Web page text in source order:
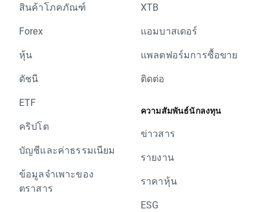
สินค้าโภคภัณฑ์
Forex
หุ้น
ดัชนี
ETF
คริปโต
บัญชีและค่าธรรมเนียม
ข้อมูลจำเพาะของ
ตราสาร
XTB
แอมบาสเดอร์
แพลตฟอร์มการซื้อขาย
ติดต่อ
ความสัมพันธ์นักลงทุน
ข่าวสาร
รายงาน
ราคาหุ้น
ESG